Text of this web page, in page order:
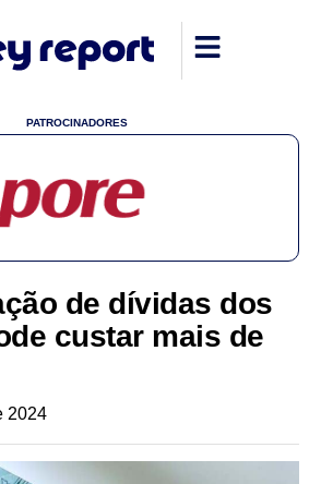
PATROCINADORES
de dívidas dos
custar mais de
2024